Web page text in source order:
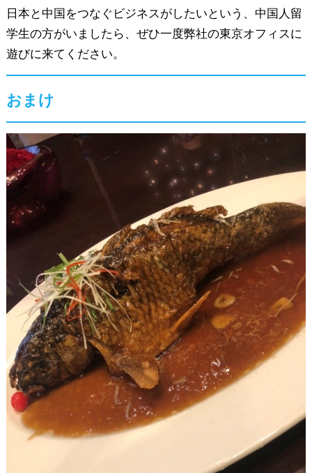
日本と中国をつなぐビジネスがしたいという、中国人留
学生の方がいましたら、ぜひ一度弊社の東京オフィスに
遊びに来てください。
おまけ